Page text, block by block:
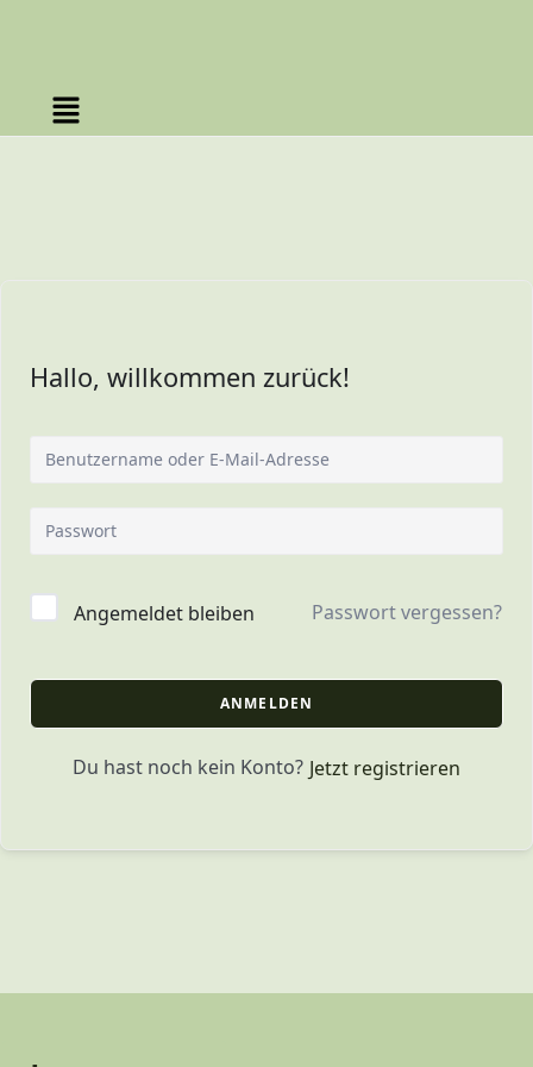
Hallo, willkommen zurück!
Angemeldet bleiben Passwort vergessen?
ANMELDEN
Du hast noch kein Konto? Jetzt registrieren